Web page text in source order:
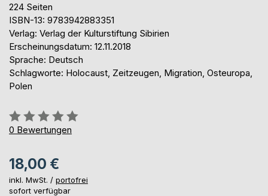
224 Seiten
ISBN-13: 9783942883351
Verlag: Verlag der Kulturstiftung Sibirien
Erscheinungsdatum: 12.11.2018
Sprache: Deutsch
Schlagworte: Holocaust, Zeitzeugen, Migration, Osteuropa,
Polen
Bewertung::
0%
0 Bewertungen
18,00 €
inkl. MwSt. / portofrei
sofort verfügbar